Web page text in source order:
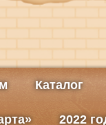
Каталог
2022